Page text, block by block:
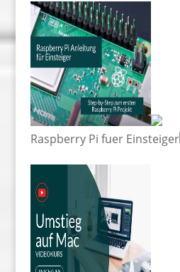
Raspberry Pi fuer Einsteiger